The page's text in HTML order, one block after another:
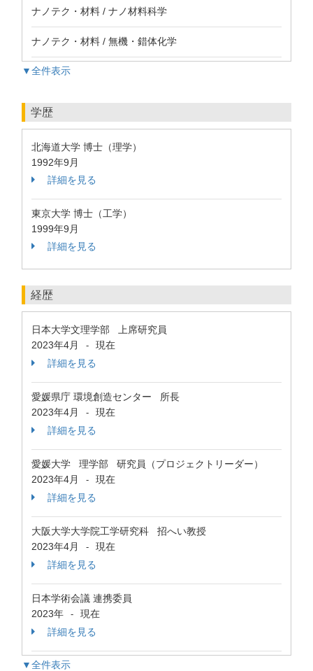
ナノテク・材料 / ナノ材料科学
ナノテク・材料 / 無機・錯体化学
▼全件表示
学歴
北海道大学 博士（理学）
1992年9月
詳細を見る
東京大学 博士（工学）
1999年9月
詳細を見る
経歴
日本大学文理学部 上席研究員
2023年4月
-
現在
詳細を見る
愛媛県庁 環境創造センター 所長
2023年4月
-
現在
詳細を見る
愛媛大学 理学部 研究員（プロジェクトリーダー）
2023年4月
-
現在
詳細を見る
大阪大学大学院工学研究科 招へい教授
2023年4月
-
現在
詳細を見る
日本学術会議 連携委員
2023年
-
現在
詳細を見る
▼全件表示